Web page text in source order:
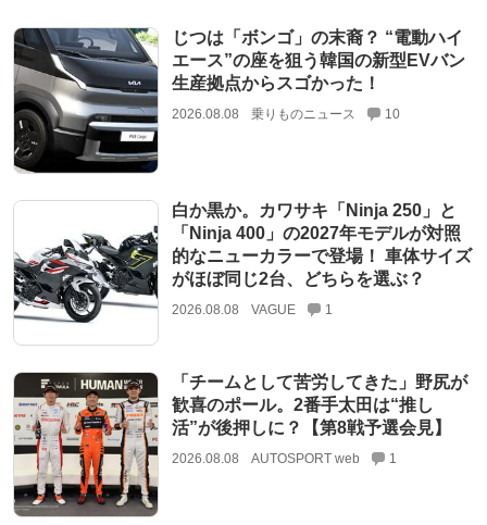
じつは「ボンゴ」の末裔？ “電動ハイ
エース”の座を狙う韓国の新型EVバン
生産拠点からスゴかった！
2026.08.08 乗りものニュース 10
白か黒か。カワサキ「Ninja 250」と
「Ninja 400」の2027年モデルが対照
的なニューカラーで登場！ 車体サイズ
がほぼ同じ2台、どちらを選ぶ？
2026.08.08 VAGUE 1
「チームとして苦労してきた」野尻が
歓喜のポール。2番手太田は“推し
活”が後押しに？【第8戦予選会見】
2026.08.08 AUTOSPORT web 1